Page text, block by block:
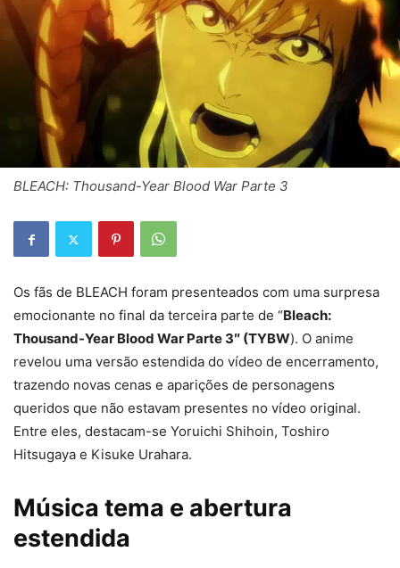
BLEACH: Thousand-Year Blood War Parte 3
Os fãs de BLEACH foram presenteados com uma surpresa
emocionante no final da terceira parte de “Bleach:
Thousand-Year Blood War Parte 3″ (TYBW). O anime
revelou uma versão estendida do vídeo de encerramento,
trazendo novas cenas e aparições de personagens
queridos que não estavam presentes no vídeo original.
Entre eles, destacam-se Yoruichi Shihoin, Toshiro
Hitsugaya e Kisuke Urahara.
Música tema e abertura
estendida